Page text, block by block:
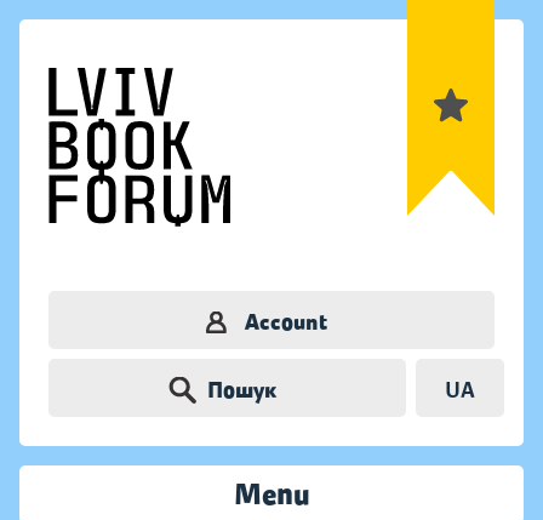
Account
Пошук UA
Menu